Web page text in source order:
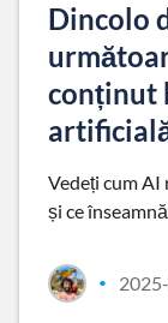
Dincolo
conținut
Vedeți cum
și ce
•